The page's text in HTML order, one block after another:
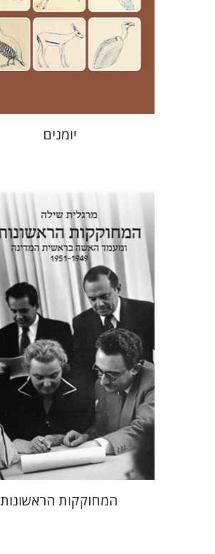
מחיר השקה
$35
$24
יומנים
מרגלית שילה
הנחת אתר ספר מודפס
$42
$38
המחוקקות הראשונות